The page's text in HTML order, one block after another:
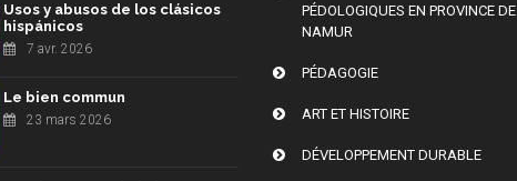
Usos y abusos de los clásicos
hispánicos
7 avr. 2026
Le bien commun
23 mars 2026
PÉDOLOGIQUES EN PROVINCE DE
NAMUR
PÉDAGOGIE
ART ET HISTOIRE
DÉVELOPPEMENT DURABLE